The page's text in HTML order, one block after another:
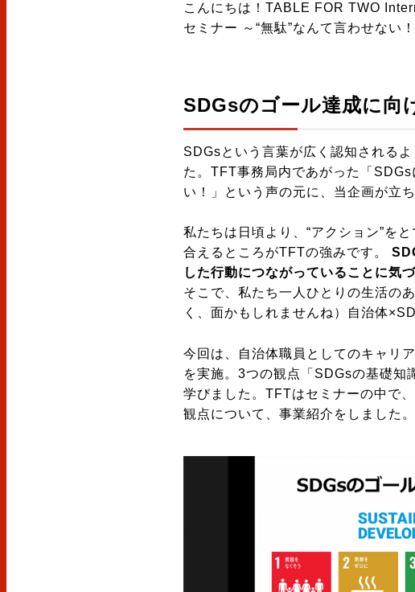
こんにちは！TABLE FOR TWO
セミナー ～“無駄”なんて言わせない
SDGsのゴール達成に向
SDGsという言葉が広く認知される
た。TFT事務局内であがった「
い！」という声の元に、当企画が立
私たちは日頃より、“アクション”を
合えるところがTFTの強みです。
した行動につながっていることに気
そこで、私たち一人ひとりの生活の
く、面かもしれませんね）自治体
今回は、自治体職員としてのキャリ
を実施。3つの観点「SDGsの基礎知
学びました。TFTはセミナーの中で
観点について、事業紹介をしました。